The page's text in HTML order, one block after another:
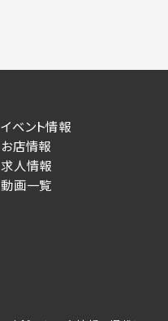
イベント情報
お店情報
求人情報
動画一覧